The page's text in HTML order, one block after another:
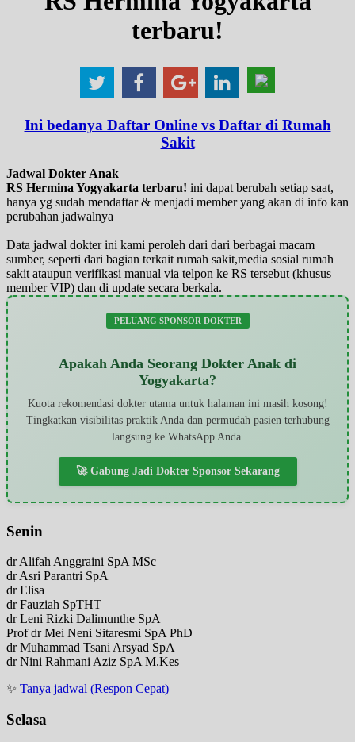
terbaru!
Ini bedanya Daftar Online vs Daftar di Rumah
Sakit
Jadwal Dokter Anak
RS Hermina Yogyakarta terbaru! ini dapat berubah setiap saat,
hanya yg sudah mendaftar & menjadi member yang akan di info kan
perubahan jadwalnya
Data jadwal dokter ini kami peroleh dari dari berbagai macam
sumber, seperti dari bagian terkait rumah sakit,media sosial rumah
sakit ataupun verifikasi manual via telpon ke RS tersebut (khusus
member VIP) dan di update secara berkala.
PELUANG SPONSOR DOKTER
Apakah Anda Seorang Dokter Anak di
Yogyakarta?
Kuota rekomendasi dokter utama untuk halaman ini masih kosong!
Tingkatkan visibilitas praktik Anda dan permudah pasien terhubung
langsung ke WhatsApp Anda.
🚀 Gabung Jadi Dokter Sponsor Sekarang
Senin
dr Alifah Anggraini SpA MSc
dr Asri Parantri SpA
dr Elisa
dr Fauziah SpTHT
dr Leni Rizki Dalimunthe SpA
Prof dr Mei Neni Sitaresmi SpA PhD
dr Muhammad Tsani Arsyad SpA
dr Nini Rahmani Aziz SpA M.Kes
✨ Tanya jadwal (Respon Cepat)
Selasa